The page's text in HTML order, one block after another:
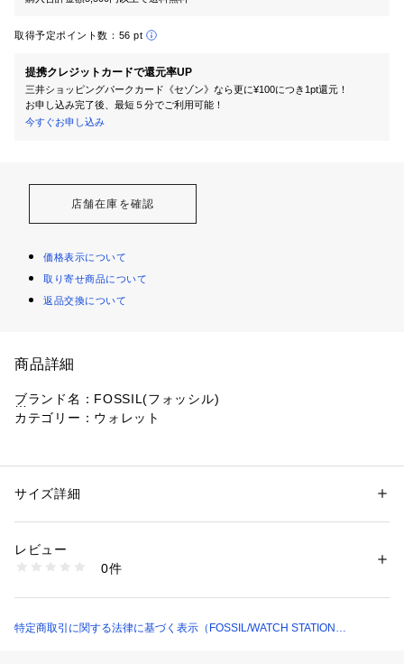
取得予定ポイント数： 56 pt
提携クレジットカードで還元率UP
三井ショッピングパークカード《セゾン》なら更に¥100につき1pt還元！
お申し込み完了後、最短５分でご利用可能！
今すぐお申し込み
店舗在庫を確認
価格表示について
取り寄せ商品について
返品交換について
商品詳細
ブランド名：FOSSIL(フォッシル)
カテゴリー：ウォレット
3
カ企業へのファッションアクセサリーでした。彼らは手頃な価
性別：レディース
素材："表地：レザー 裏地：ポリウレタン, PVC, 再生ポリエステル"
商品番号：
SWL2900210 （ショップ）
サイズ詳細
レビュー
0件
特定商取引に関する法律に基づく表示（FOSSIL/WATCH STATION